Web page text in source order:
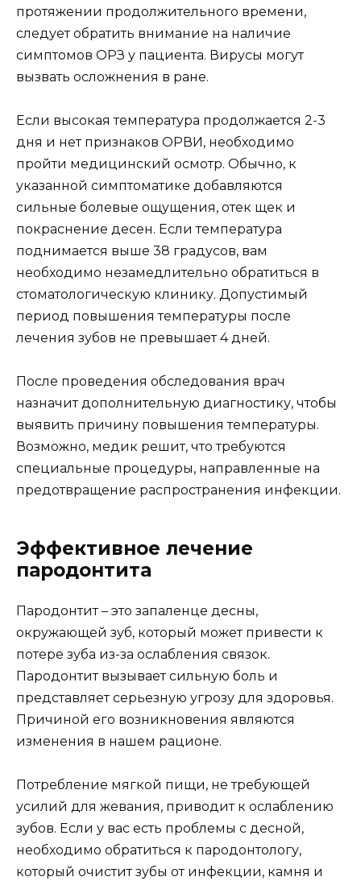
протяжении продолжительного времени,
следует обратить внимание на наличие
симптомов ОРЗ у пациента. Вирусы могут
вызвать осложнения в ране.
Если высокая температура продолжается 2-3
дня и нет признаков ОРВИ, необходимо
пройти медицинский осмотр. Обычно, к
указанной симптоматике добавляются
сильные болевые ощущения, отек щек и
покраснение десен. Если температура
поднимается выше 38 градусов, вам
необходимо незамедлительно обратиться в
стоматологическую клинику. Допустимый
период повышения температуры после
лечения зубов не превышает 4 дней.
После проведения обследования врач
назначит дополнительную диагностику, чтобы
выявить причину повышения температуры.
Возможно, медик решит, что требуются
специальные процедуры, направленные на
предотвращение распространения инфекции.
Эффективное лечение
пародонтита
Пародонтит – это запаленце десны,
окружающей зуб, который может привести к
потере зуба из-за ослабления связок.
Пародонтит вызывает сильную боль и
представляет серьезную угрозу для здоровья.
Причиной его возникновения являются
изменения в нашем рационе.
Потребление мягкой пищи, не требующей
усилий для жевания, приводит к ослаблению
зубов. Если у вас есть проблемы с десной,
необходимо обратиться к пародонтологу,
который очистит зубы от инфекции, камня и